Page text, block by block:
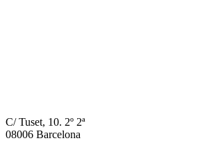
C/ Tuset, 10. 2º 2ª
08006 Barcelona